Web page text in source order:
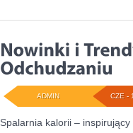
CZE -
ADMIN
Spalarnia kalorii –